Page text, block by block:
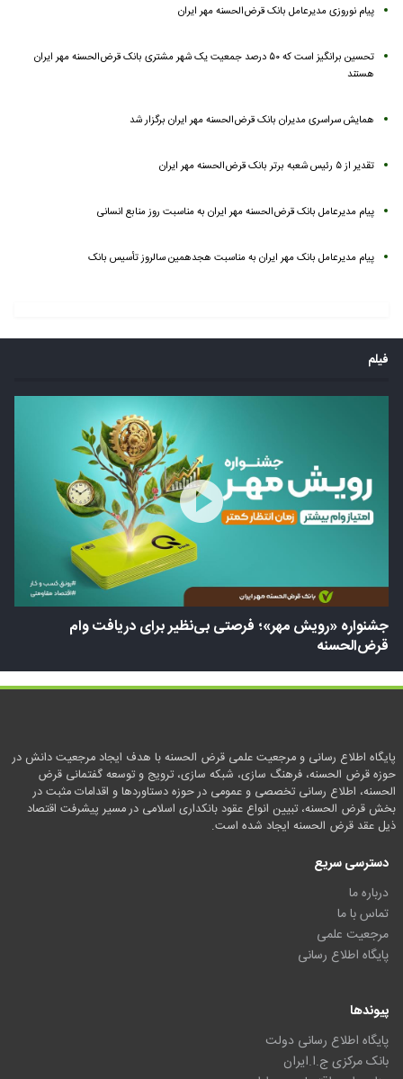
پیام نوروزی مدیرعامل بانک قرض‌الحسنه مهر ایران
تحسین برانگیز است که ۵۰ درصد جمعیت یک شهر مشتری بانک قرض‌الحسنه مهر ایران
هستند
همایش سراسری مدیران بانک قرض‌الحسنه مهر ایران برگزار شد
تقدیر از ۵ رئیس شعبه برتر بانک قرض‌الحسنه مهر ایران
پیام مدیرعامل بانک قرض‌الحسنه مهر ایران به مناسبت روز منابع انسانی
پیام مدیرعامل بانک مهر ایران به مناسبت هجدهمین سالروز تأسیس بانک
فیلم
جشنواره «رویش مهر»؛ فرصتی بی‌نظیر برای دریافت وام
قرض‎‌الحسنه
پایگاه اطلاع رسانی و مرجعیت علمی قرض الحسنه با هدف ایجاد مرجعیت دانش در
حوزه قرض الحسنه، فرهنگ سازی، شبکه سازی، ترویج و توسعه گفتمانی قرض
الحسنه، اطلاع رسانی تخصصی و عمومی در حوزه دستاوردها و اقدامات مثبت در
بخش قرض الحسنه، تبیین انواع عقود بانکداری اسلامی در مسیر پیشرفت اقتصاد
ذیل عقد قرض الحسنه ایجاد شده است.
دسترسی سریع
درباره ما
تماس با ما
مرجعیت علمی
پایگاه اطلاع رسانی
پیوندها
پایگاه اطلاع رسانی دولت
بانک مرکزی ج.ا.ایران